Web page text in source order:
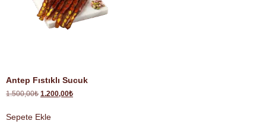
Antep Fıstıklı Sucuk
1.500,00₺ 1.200,00₺
Sepete Ekle